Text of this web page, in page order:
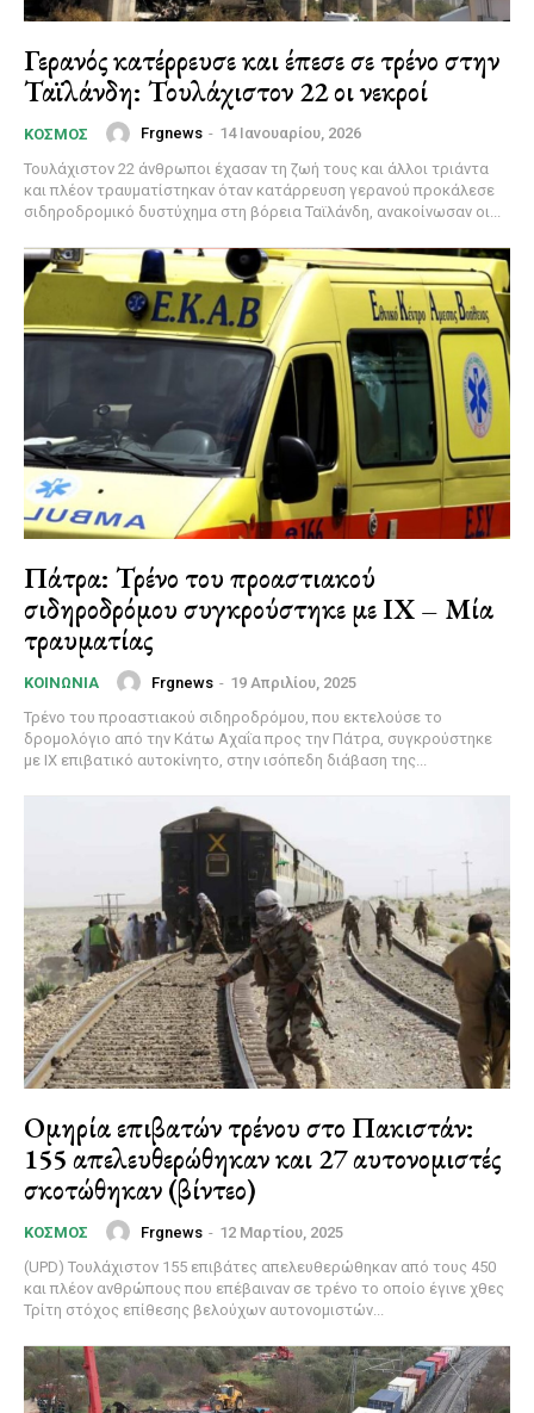
Γερανός κατέρρευσε και έπεσε σε τρένο στην
Ταϊλάνδη: Τουλάχιστον 22 οι νεκροί
ΚΌΣΜΟΣ Frgnews - 14 Ιανουαρίου, 2026
Τουλάχιστον 22 άνθρωποι έχασαν τη ζωή τους και άλλοι τριάντα
και πλέον τραυματίστηκαν όταν κατάρρευση γερανού προκάλεσε
σιδηροδρομικό δυστύχημα στη βόρεια Ταϊλάνδη, ανακοίνωσαν οι...
Πάτρα: Τρένο του προαστιακού
σιδηροδρόμου συγκρούστηκε με ΙΧ – Μία
τραυματίας
ΚΟΙΝΩΝΊΑ Frgnews - 19 Απριλίου, 2025
Τρένο του προαστιακού σιδηροδρόμου, που εκτελούσε το
δρομολόγιο από την Κάτω Αχαΐα προς την Πάτρα, συγκρούστηκε
με ΙΧ επιβατικό αυτοκίνητο, στην ισόπεδη διάβαση της...
Ομηρία επιβατών τρένου στο Πακιστάν:
155 απελευθερώθηκαν και 27 αυτονομιστές
σκοτώθηκαν (βίντεο)
ΚΌΣΜΟΣ Frgnews - 12 Μαρτίου, 2025
(UPD) Τουλάχιστον 155 επιβάτες απελευθερώθηκαν από τους 450
και πλέον ανθρώπους που επέβαιναν σε τρένο το οποίο έγινε χθες
Τρίτη στόχος επίθεσης βελούχων αυτονομιστών...